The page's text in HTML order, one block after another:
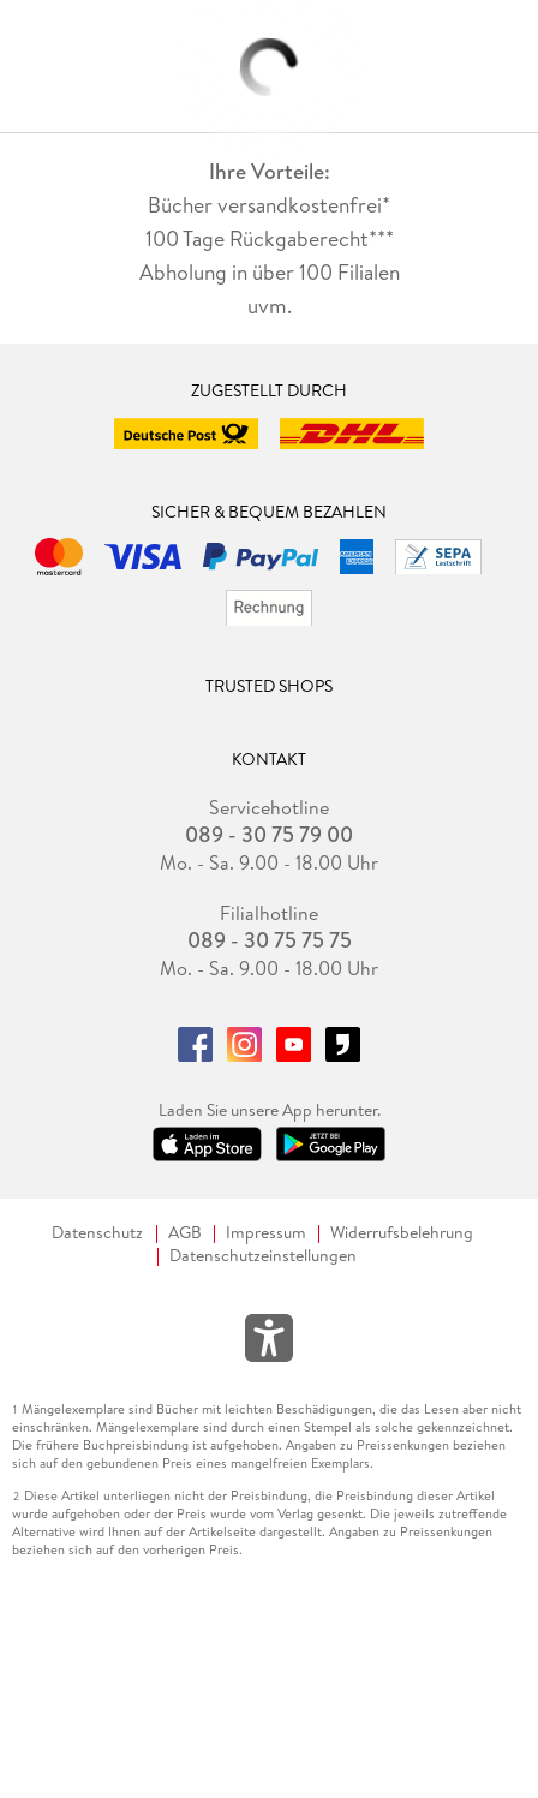
Ihre Vorteile:
Bücher versandkostenfrei*
100 Tage Rückgaberecht***
Abholung in über 100 Filialen
uvm.
ZUGESTELLT DURCH
SICHER & BEQUEM BEZAHLEN
TRUSTED SHOPS
KONTAKT
Servicehotline
089 - 30 75 79 00
Mo. - Sa. 9.00 - 18.00 Uhr
Filialhotline
089 - 30 75 75 75
Mo. - Sa. 9.00 - 18.00 Uhr
Laden Sie unsere App herunter.
Datenschutz AGB Impressum
Widerrufsbelehrung
Datenschutzeinstellungen
1 Mängelexemplare sind Bücher mit leichten Beschädigungen, die das Lesen aber nicht
einschränken. Mängelexemplare sind durch einen Stempel als solche gekennzeichnet.
Die frühere Buchpreisbindung ist aufgehoben. Angaben zu Preissenkungen beziehen
sich auf den gebundenen Preis eines mangelfreien Exemplars.
2 Diese Artikel unterliegen nicht der Preisbindung, die Preisbindung dieser Artikel
wurde aufgehoben oder der Preis wurde vom Verlag gesenkt. Die jeweils zutreffende
Alternative wird Ihnen auf der Artikelseite dargestellt. Angaben zu Preissenkungen
beziehen sich auf den vorherigen Preis.